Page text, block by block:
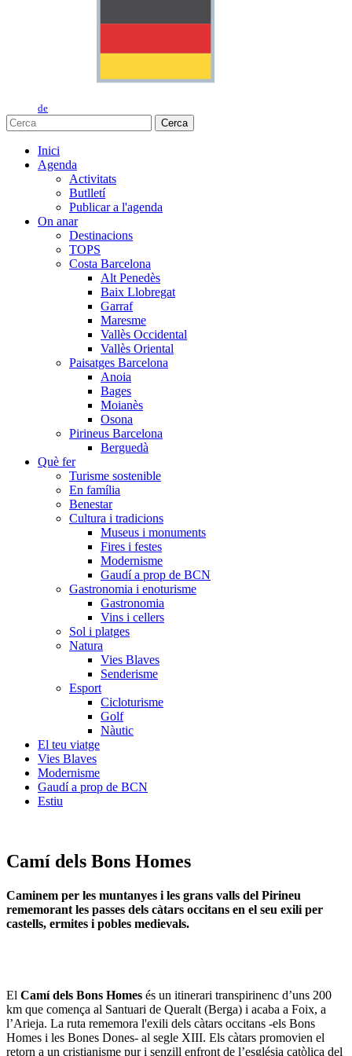
de
Cerca
Inici
Agenda
Activitats
Butlletí
Publicar a l'agenda
On anar
Destinacions
TOPS
Costa Barcelona
Alt Penedès
Baix Llobregat
Garraf
Maresme
Vallès Occidental
Vallès Oriental
Paisatges Barcelona
Anoia
Bages
Moianès
Osona
Pirineus Barcelona
Berguedà
Què fer
Turisme sostenible
En família
Benestar
Cultura i tradicions
Museus i monuments
Fires i festes
Modernisme
Gaudí a prop de BCN
Gastronomia i enoturisme
Gastronomia
Vins i cellers
Sol i platges
Natura
Vies Blaves
Senderisme
Esport
Cicloturisme
Golf
Nàutic
El teu viatge
Vies Blaves
Modernisme
Gaudí a prop de BCN
Estiu
Camí dels Bons Homes
Caminem per les muntanyes i les grans valls del Pirineu
rememorant les passes dels càtars occitans en el seu exili per
castells, ermites i pobles medievals.
El Camí dels Bons Homes és un itinerari transpirinenc d’uns 200
km que comença al Santuari de Queralt (Berga) i acaba a Foix, a
l’Arieja. La ruta rememora l'exili dels càtars occitans -els Bons
Homes i les Bones Dones- al segle XIII. Els càtars promovien el
retorn a un cristianisme pur i senzill enfront de l’església catòlica del